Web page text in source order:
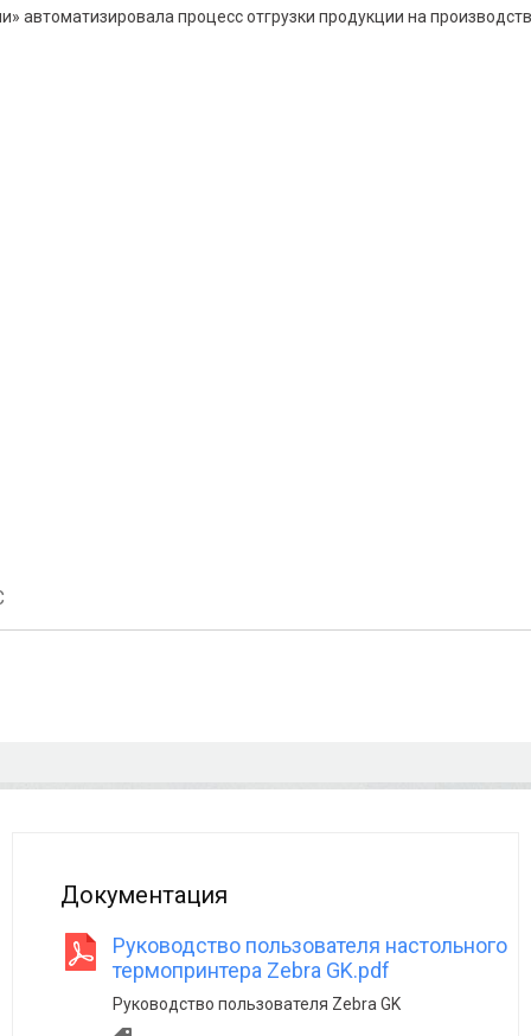
автоматизировала процесс отгрузки продукции на
Документация
Руководство пользователя настольного
термопринтера Zebra GK.pdf
Руководство пользователя Zebra GK